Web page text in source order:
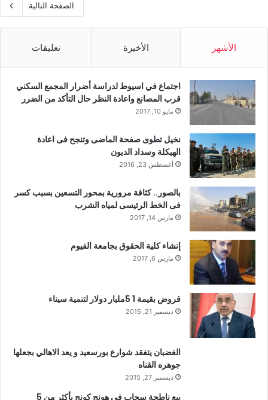
الصفحة التالية
الأشهر الأخيرة تعليقات
اجتماع في اسيوط لدراسة أضرار المجمع السكني
قرب المصانع واعادة النظر حال التأكد من الضرر
مايو 10, 2017
نخيل تطوى صفحة الماضى وتنجح فى اعادة
الهيكلة وسداد الديون
أغسطس 23, 2016
بالصور.. كثافة مرورية بمحور التسعين بسبب كسر
فى الخط الرئيسى لمياه الشرب
مارس 14, 2017
إنشاء كلية الحقوق بجامعة الفيوم
مارس 6, 2017
قروض بقيمة 1 5مليار دولار لتنمية سيناء
ديسمبر 21, 2015
الغضبان يتفقد شوارع بورسعيد و يعد الاهالي بجعلها
جوهره القناه
ديسمبر 27, 2015
بيع ناطحة سحاب في هونج كونج بأكثر من 5